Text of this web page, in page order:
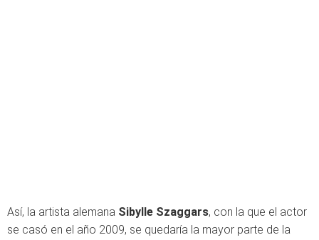
Así, la artista alemana Sibylle Szaggars, con la que el actor
se casó en el año 2009, se quedaría la mayor parte de la